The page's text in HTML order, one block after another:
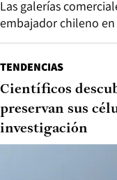
Las galerías
embajador chileno en
TENDENCIAS
Científicos
preservan sus
investigación